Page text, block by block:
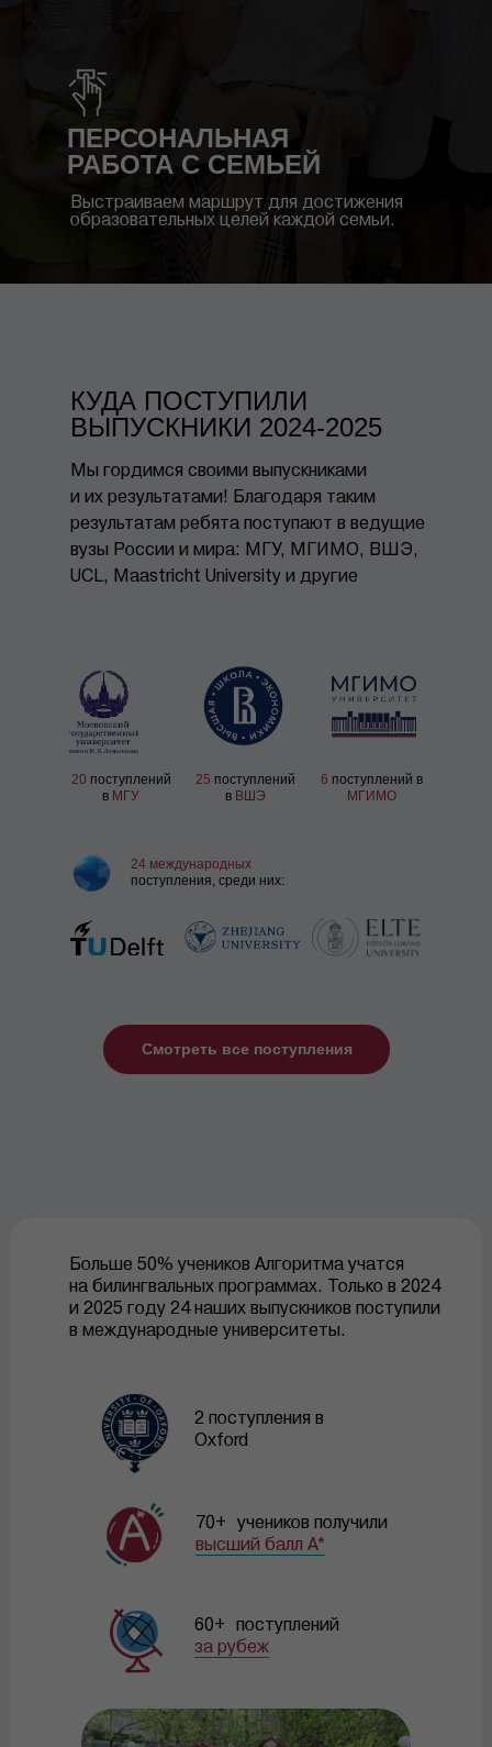
ПЕРСОНАЛЬНАЯ
РАБОТА С СЕМЬЕЙ
Выстраиваем маршрут для достижения
образовательных целей каждой семьи.
20 поступлений
в МГУ
25 поступлений
в ВШЭ
6 поступлений в
МГИМО
24 международных
поступления, среди них:
КУДА ПОСТУПИЛИ
ВЫПУСКНИКИ 2024-2025
Мы гордимся своими выпускниками
и их результатами! Благодаря таким
результатам ребята поступают в ведущие
вузы России и мира: МГУ, МГИМО, ВШЭ,
UCL, Maastricht University и другие
Смотреть все поступления
Больше 50% учеников Алгоритма учатся
на билингвальных программах. Только в 2024
и 2025 году 24 наших выпускников поступили
в международные университеты.
70+ учеников получили
высший балл A*
2 поступления в
Oxford
60+ поступлений
за рубеж